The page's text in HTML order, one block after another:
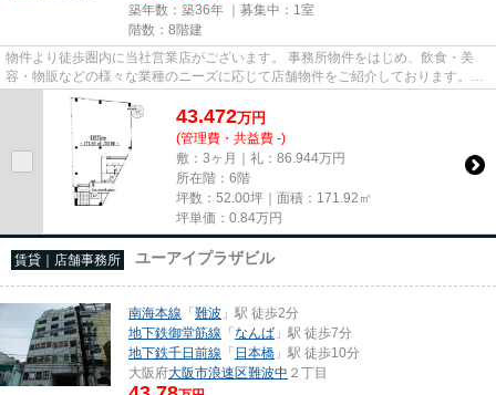
築年数：築36年 ｜募集中： 1室
階数：8階建
物件より徒歩圏内に当社営業店がございます。 事務所物件をはじめ、飲食・美
容・物販などの様々な業種のニーズに応じて店舗物件をご紹介しております。
尚、弊社ではおとり広告は一切...
43.472万円
(管理費・共益費 -)
敷：3ヶ月｜礼：86.944万円
所在階：6階
坪数：52.00坪｜面積：171.92㎡
坪単価： 0.84万円
賃貸｜店舗事務所 ユーアイプラザビル
南海本線 「難波 」駅 徒歩2分
地下鉄御堂筋線 「なんば 」駅 徒歩7分
地下鉄千日前線 「 日本橋 」駅 徒歩10分
大阪府大阪市浪速区難波中 ２丁目